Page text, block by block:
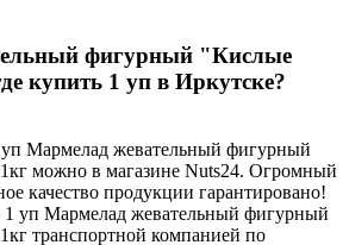
фигурный "Кислые
купить 1 уп в Иркутске?
Мармелад жевательный фигурный
можно в магазине Nuts24. Огромный
качество продукции гарантировано!
уп Мармелад жевательный фигурный
транспортной компанией по